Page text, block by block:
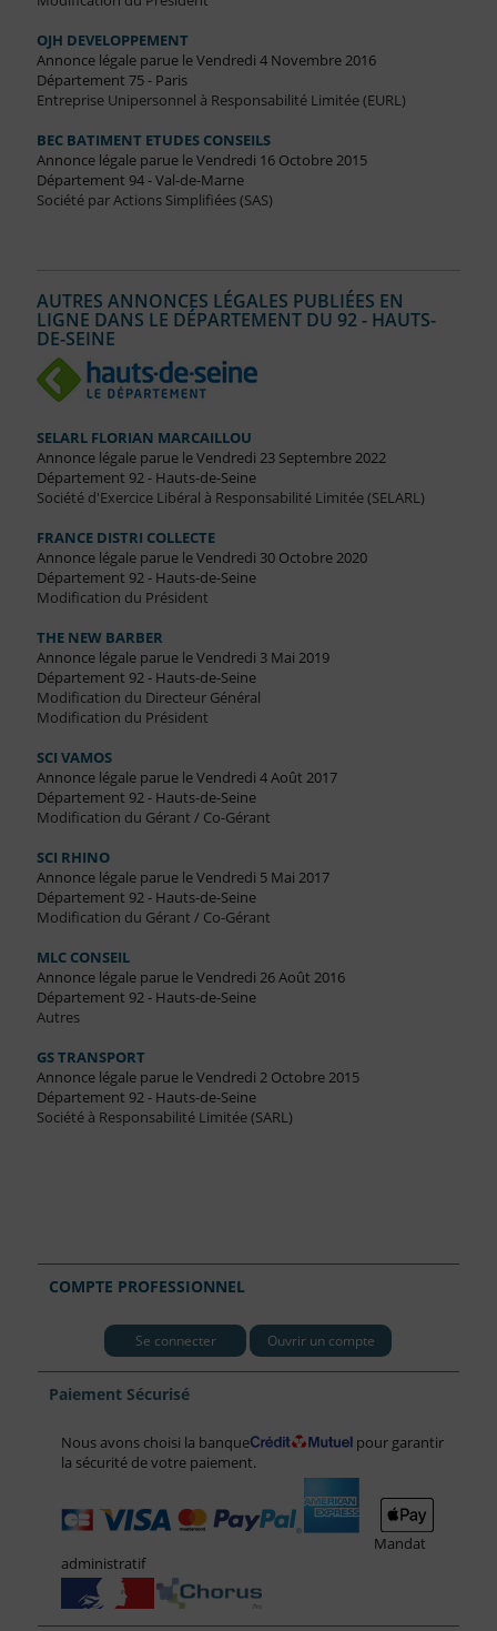
OJH DEVELOPPEMENT
Annonce légale parue le Vendredi 4 Novembre 2016
Département 75 - Paris
Entreprise Unipersonnel à Responsabilité Limitée (EURL)
BEC BATIMENT ETUDES CONSEILS
Annonce légale parue le Vendredi 16 Octobre 2015
Département 94 - Val-de-Marne
Société par Actions Simplifiées (SAS)
AUTRES ANNONCES LÉGALES PUBLIÉES EN
LIGNE DANS LE DÉPARTEMENT DU 92 - HAUTS-
DE-SEINE
SELARL FLORIAN MARCAILLOU
Annonce légale parue le Vendredi 23 Septembre 2022
Département 92 - Hauts-de-Seine
Société d'Exercice Libéral à Responsabilité Limitée (SELARL)
FRANCE DISTRI COLLECTE
Annonce légale parue le Vendredi 30 Octobre 2020
Département 92 - Hauts-de-Seine
Modification du Président
THE NEW BARBER
Annonce légale parue le Vendredi 3 Mai 2019
Département 92 - Hauts-de-Seine
Modification du Directeur Général
Modification du Président
SCI VAMOS
Annonce légale parue le Vendredi 4 Août 2017
Département 92 - Hauts-de-Seine
Modification du Gérant / Co-Gérant
SCI RHINO
Annonce légale parue le Vendredi 5 Mai 2017
Département 92 - Hauts-de-Seine
Modification du Gérant / Co-Gérant
MLC CONSEIL
Annonce légale parue le Vendredi 26 Août 2016
Département 92 - Hauts-de-Seine
Autres
GS TRANSPORT
Annonce légale parue le Vendredi 2 Octobre 2015
Département 92 - Hauts-de-Seine
Société à Responsabilité Limitée (SARL)
COMPTE PROFESSIONNEL
Se connecter Ouvrir un compte
Paiement Sécurisé
Nous avons choisi la banque
pour garantir
la sécurité de votre paiement.
Mandat
administratif